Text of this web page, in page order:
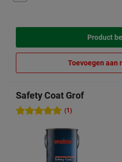
Product
Toevoegen aan
Safety Coat Grof
(1)